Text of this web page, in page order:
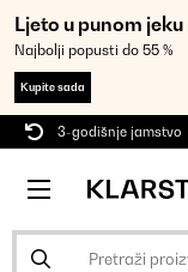
Ljeto u punom jeku
Najbolji popusti do 55 %
Kupite sada
3-godišnje jamstvo